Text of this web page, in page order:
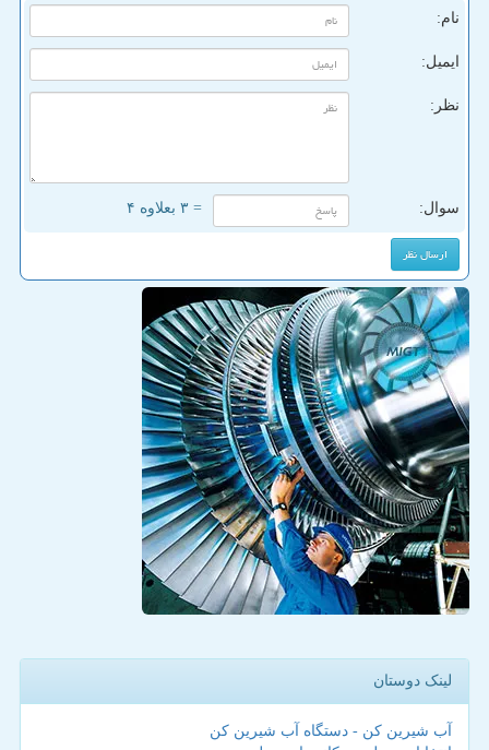
نام:
ایمیل:
نظر:
سوال: = ۳ بعلاوه ۴
لینک دوستان
آب شیرین کن - دستگاه آب شیرین کن